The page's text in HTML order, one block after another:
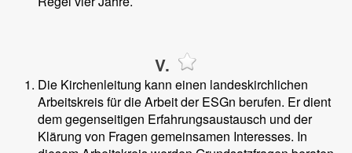
V.
Die Kirchenleitung kann einen landeskirchlichen
Arbeitskreis für die Arbeit der ESGn berufen. Er dient
dem gegenseitigen Erfahrungsaustausch und der
Klärung von Fragen gemeinsamen Interesses. In